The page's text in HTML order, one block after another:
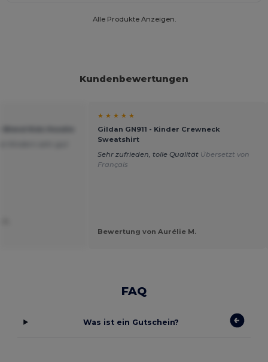
Alle Produkte Anzeigen.
Kundenbewertungen
★ ★ ★ ★ ★
Gildan GN911 - Kinder Crewneck
Sweatshirt
Sehr zufrieden, tolle Qualität Übersetzt von
Français
Bewertung von Aurélie M.
FAQ
Was ist ein Gutschein?